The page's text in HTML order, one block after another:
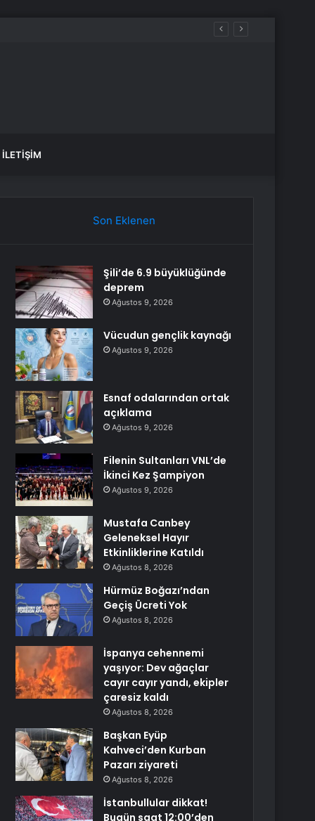
İLETIŞIM
Son Eklenen
Şili’de 6.9 büyüklüğünde
deprem
Ağustos 9, 2026
Vücudun gençlik kaynağı
Ağustos 9, 2026
Esnaf odalarından ortak
açıklama
Ağustos 9, 2026
Filenin Sultanları VNL’de
İkinci Kez Şampiyon
Ağustos 9, 2026
Mustafa Canbey
Geleneksel Hayır
Etkinliklerine Katıldı
Ağustos 8, 2026
Hürmüz Boğazı’ndan
Geçiş Ücreti Yok
Ağustos 8, 2026
İspanya cehennemi
yaşıyor: Dev ağaçlar
cayır cayır yandı, ekipler
çaresiz kaldı
Ağustos 8, 2026
Başkan Eyüp
Kahveci’den Kurban
Pazarı ziyareti
Ağustos 8, 2026
İstanbullular dikkat!
Bugün saat 12:00’den